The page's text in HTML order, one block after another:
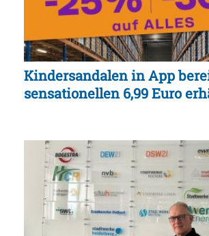
Kindersandalen in App
sensationellen 6,99 Euro